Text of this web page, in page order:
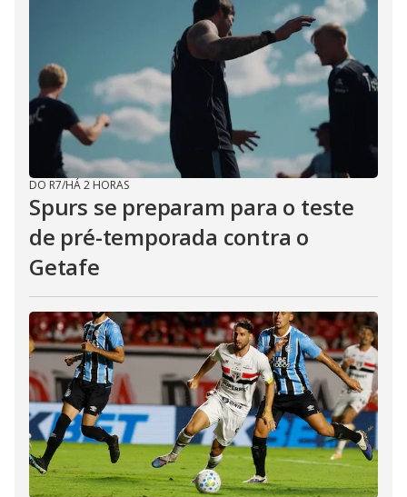
DO R7/HÁ 2 HORAS
Spurs se preparam para o teste
de pré-temporada contra o
Getafe